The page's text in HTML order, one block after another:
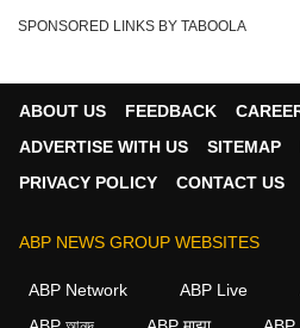
SPONSORED LINKS BY TABOOLA
ABOUT US FEEDBACK
ADVERTISE WITH US
SITEMAP
PRIVACY POLICY
CONTACT US
ABP NEWS GROUP WEBSITES
ABP Network ABP Live